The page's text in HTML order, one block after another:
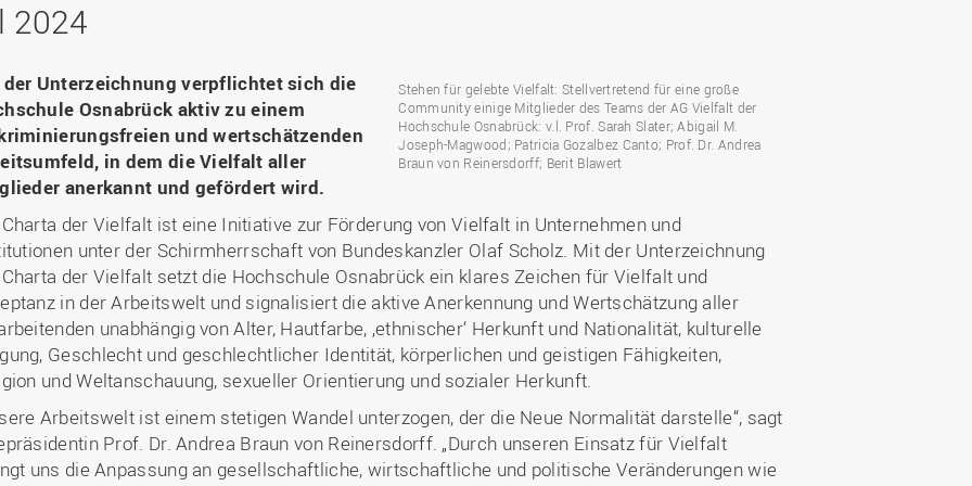
Gaststudierende
Winterprogramme
als Fremdsprache
Informationen für
Förderung internationaler
(FIT) in Osnabrück
Glossar
Studienqualitätsmittel
Bibliothek
LearningCenter
Engagement
Das bietet Osnabrück
Das bietet Lingen
schwerpunkte
und
Internationalisierung in der
Forschung
Center
EU-Hochschulbüro
Kooperationsmöglichkeiten
Forschungsergebnisse für
die Praxis
Gründungen | Start-Ups
Transfer in die Gesellschaft
Forschungs-Nachrichten
Veranstaltungen und
Fachtagungen
Förderungen und Preisen
Forschungsbericht
Personalentwicklung
und Transfer
Fördergesellschaft
Hochschulzentrum China
(HZC)
UAS7
Ingenieurwissenschaften
und Informatik (IuI)
Institut für Musik (IfM)
Kultur und
(MKT, Campus
und
Sozialwissenschaften
(WiSo)
Bibliothek
Professional School
Amtsblatt
Personensuche
2024
Stehen für gelebte Vielfalt: Stellvertretend für eine große
Community einige Mitglieder des Teams der AG Vielfalt der
Hochschule Osnabrück: v.l. Prof. Sarah Slater; Abigail M.
Joseph-Magwood; Patricia Gozalbez Canto; Prof. Dr. Andrea
Braun von Reinersdorff; Berit Blawert
Unterzeichnung verpflichtet sich die
Osnabrück aktiv zu einem
und wertschätzenden
in dem die Vielfalt aller
anerkannt und gefördert wird.
der Vielfalt ist eine Initiative zur Förderung von Vielfalt in Unternehmen und
unter der Schirmherrschaft von Bundeskanzler Olaf Scholz. Mit der Unterzeichnung
der Vielfalt setzt die Hochschule Osnabrück ein klares Zeichen für Vielfalt und
in der Arbeitswelt und signalisiert die aktive Anerkennung und Wertschätzung aller
unabhängig von Alter, Hautfarbe, ‚ethnischer‘ Herkunft und Nationalität, kulturelle
Geschlecht und geschlechtlicher Identität, körperlichen und geistigen Fähigkeiten,
und Weltanschauung, sexueller Orientierung und sozialer Herkunft.
Arbeitswelt ist einem stetigen Wandel unterzogen, der die Neue Normalität darstelle“, sagt
Prof. Dr. Andrea Braun von Reinersdorff. „Durch unseren Einsatz für Vielfalt
uns die Anpassung an gesellschaftliche, wirtschaftliche und politische Veränderungen wie